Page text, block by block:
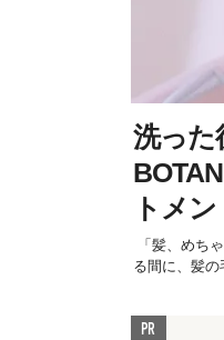
洗った
トメン
「髪、めち
る間に、髪の
PR